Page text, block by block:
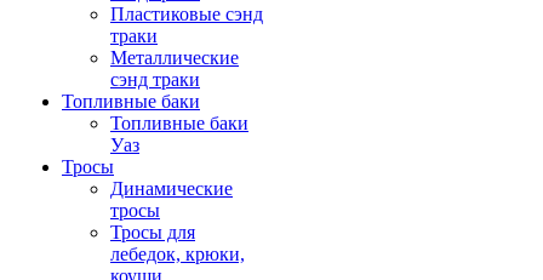
Пластиковые сэнд
траки
Металлические
сэнд траки
Топливные баки
Топливные баки
Уаз
Тросы
Динамические
тросы
Тросы для
лебедок, крюки,
коуши